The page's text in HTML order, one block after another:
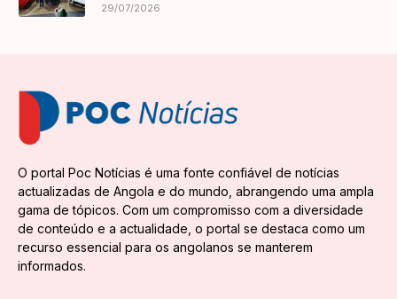
29/07/2026
O portal Poc Notícias é uma fonte confiável de notícias
actualizadas de Angola e do mundo, abrangendo uma ampla
gama de tópicos. Com um compromisso com a diversidade
de conteúdo e a actualidade, o portal se destaca como um
recurso essencial para os angolanos se manterem
informados.